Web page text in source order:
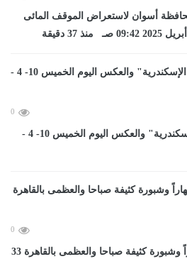
أسوان لاستعراض الموقف المائى
0
مواعيد قطارات "القاهرة - الإسكندرية" والعكس اليوم الخميس 10- 4 -
0
الطقس غدا مائل للحرارة نهاراً وشبورة كثيفة صباحا والعظمى بالقاهرة 33